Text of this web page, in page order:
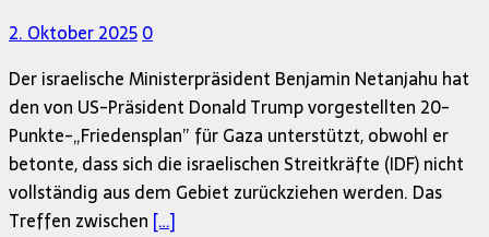
2. Oktober 20250
Der israelische Ministerpräsident Benjamin Netanjahu hat
den von US-Präsident Donald Trump vorgestellten 20-
Punkte-„Friedensplan” für Gaza unterstützt, obwohl er
betonte, dass sich die israelischen Streitkräfte (IDF) nicht
vollständig aus dem Gebiet zurückziehen werden. Das
Treffen zwischen […]